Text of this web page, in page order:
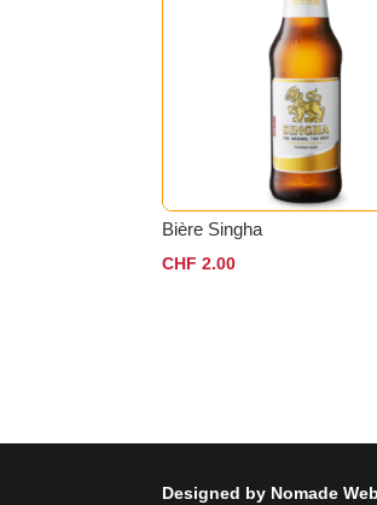
Bière Singha
CHF 2.00
Designed by Nomade Web